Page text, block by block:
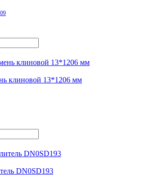
клиновой 13*1206 мм
DN0SD193